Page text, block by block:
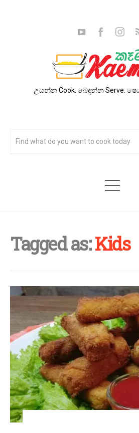
උයන්න Cook. බෙදන්න Serve.
Tagged as:Kids